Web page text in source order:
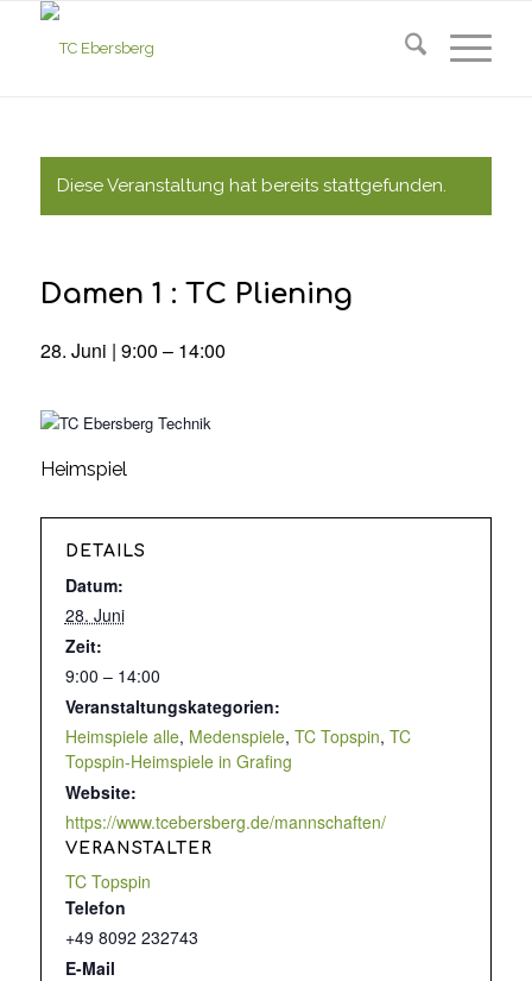
Diese Veranstaltung hat bereits stattgefunden.
Damen 1 : TC Pliening
28. Juni | 9:00 – 14:00
Heimspiel
DETAILS
Datum:
28. Juni
Zeit:
9:00 – 14:00
Veranstaltungskategorien:
Heimspiele alle, Medenspiele, TC Topspin, TC
Topspin-Heimspiele in Grafing
Website:
https://www.tcebersberg.de/mannschaften/
VERANSTALTER
TC Topspin
Telefon
+49 8092 232743
E-Mail